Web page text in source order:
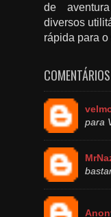
de
diversos
rápida para
para